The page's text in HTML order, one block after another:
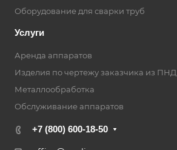
Оборудование для сварки труб
Услуги
Аренда аппаратов
Изделия по чертежу заказчика из ПНД
Металлообработка
Обслуживание аппаратов
+7 (800) 600-18-50